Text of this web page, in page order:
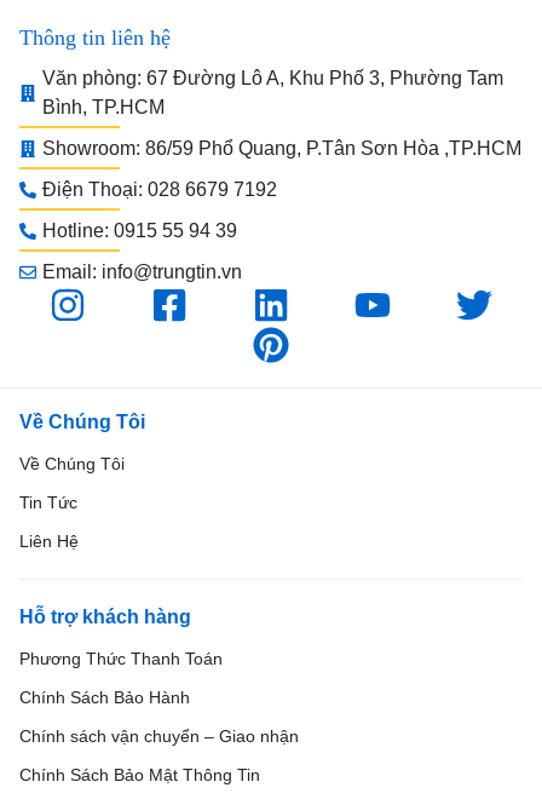
Thông tin liên hệ
Văn phòng: 67 Đường Lô A, Khu Phố 3, Phường Tam
Bình, TP.HCM
Showroom: 86/59 Phổ Quang, P.Tân Sơn Hòa ,TP.HCM
Điện Thoại: 028 6679 7192
Hotline: 0915 55 94 39
Email: info@trungtin.vn
Về Chúng Tôi
Về Chúng Tôi
Tin Tức
Liên Hệ
Hỗ trợ khách hàng
Phương Thức Thanh Toán
Chính Sách Bảo Hành
Chính sách vận chuyển – Giao nhận
Chính Sách Bảo Mật Thông Tin